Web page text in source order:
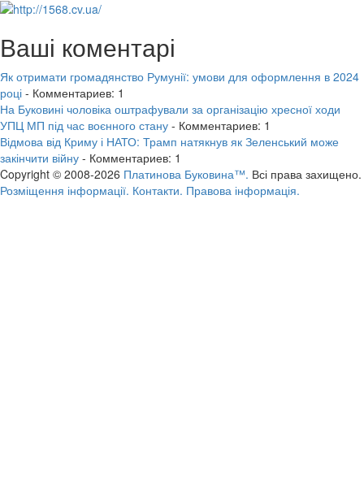
Ваші коментарі
Як отримати громадянство Румунії: умови для оформлення в 2024
році - Комментариев: 1
На Буковині чоловіка оштрафували за організацію хресної ходи
УПЦ МП під час воєнного стану - Комментариев: 1
Відмова від Криму і НАТО: Трамп натякнув як Зеленський може
закінчити війну - Комментариев: 1
Copyright © 2008-2026 Платинова Буковина™. Всі права захищено.
Розміщення інформації. Контакти. Правова інформація.